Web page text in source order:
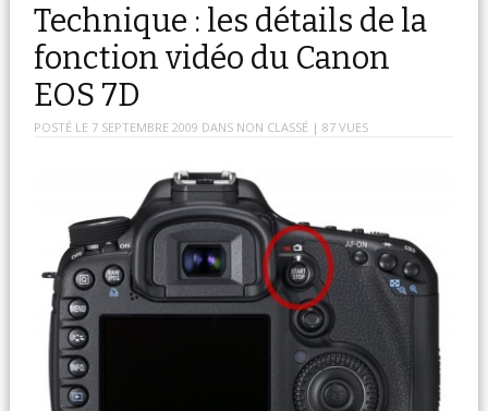
Technique : les détails de la
fonction vidéo du Canon
EOS 7D
POSTÉ LE 7 SEPTEMBRE 2009 DANS NON CLASSÉ | 87 VUES